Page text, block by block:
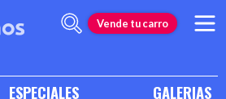
Vende tu carro
ESPECIALES GALERIAS